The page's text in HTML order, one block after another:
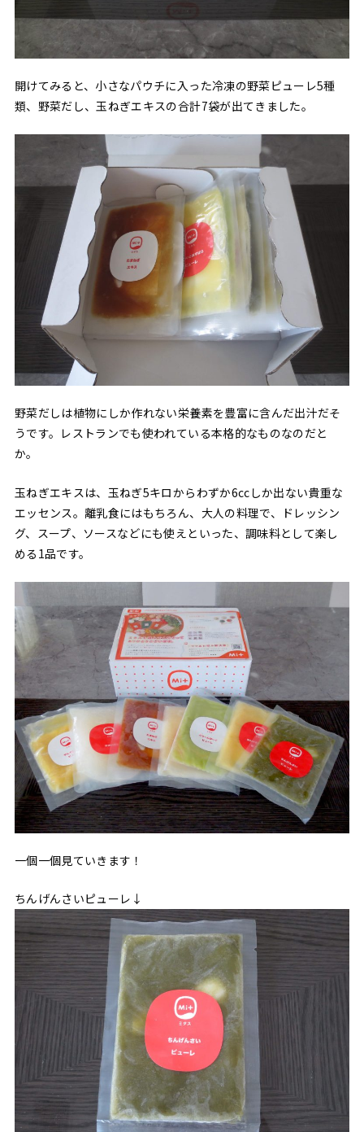
開けてみると、小さなパウチに入った冷凍の野菜ピューレ5種
類、野菜だし、玉ねぎエキスの合計7袋が出てきました。
野菜だしは植物にしか作れない栄養素を豊富に含んだ出汁だそ
うです。レストランでも使われている本格的なものなのだと
か。
玉ねぎエキスは、玉ねぎ5キロからわずか6ccしか出ない貴重な
エッセンス。離乳食にはもちろん、大人の料理で、ドレッシン
グ、スープ、ソースなどにも使えといった、調味料として楽し
める1品です。
一個一個見ていきます！
ちんげんさいピューレ↓